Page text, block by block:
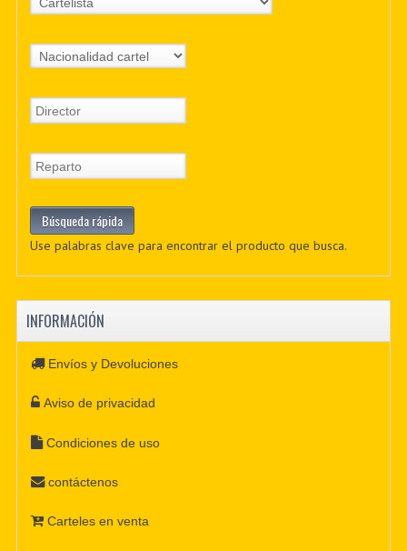
Use palabras clave para encontrar el producto que busca.
INFORMACIÓN
Envíos y Devoluciones
Aviso de privacidad
Condiciones de uso
contáctenos
Carteles en venta